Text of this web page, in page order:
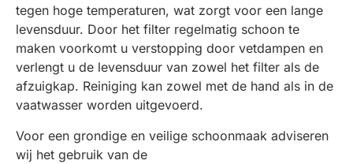
tegen hoge temperaturen, wat zorgt voor een lange
levensduur. Door het filter regelmatig schoon te
maken voorkomt u verstopping door vetdampen en
verlengt u de levensduur van zowel het filter als de
afzuigkap. Reiniging kan zowel met de hand als in de
vaatwasser worden uitgevoerd.
Voor een grondige en veilige schoonmaak adviseren
wij het gebruik van de